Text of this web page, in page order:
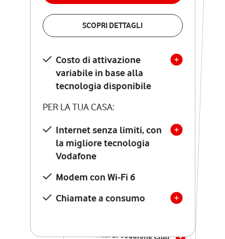
SCOPRI DETTAGLI
Costo di attivazione
variabile in base alla
tecnologia disponibile
PER LA TUA CASA:
Internet senza limiti, con
la migliore tecnologia
Vodafone
Modem con Wi-Fi 6
Chiamate a consumo
VERIFICA LA COPERTURA
Costo di attivazione
variabile in base alla
tecnologia disponibile
PER LA TUA CASA:
Internet senza limiti, con
la migliore tecnologia
Vodafone
Modem Seven con Wi-Fi 7
Chiamate illimitate verso
numeri fissi e mobili
nazionali
12 mesi di Vodafone Club
con sconti ed esperienze
esclusive, poi si disattiva